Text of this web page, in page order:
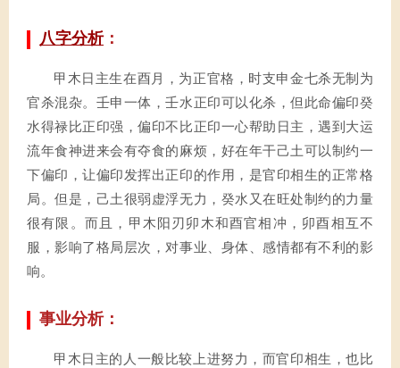
八字分析：
甲木日主生在酉月，为正官格，时支申金七杀无制为
官杀混杂。壬申一体，壬水正印可以化杀，但此命偏印癸
水得禄比正印强，偏印不比正印一心帮助日主，遇到大运
流年食神进来会有夺食的麻烦，好在年干己土可以制约一
下偏印，让偏印发挥出正印的作用，是官印相生的正常格
局。但是，己土很弱虚浮无力，癸水又在旺处制约的力量
很有限。而且，甲木阳刃卯木和酉官相冲，卯酉相互不
服，影响了格局层次，对事业、身体、感情都有不利的影
响。
事业分析：
甲木日主的人一般比较上进努力，而官印相生，也比